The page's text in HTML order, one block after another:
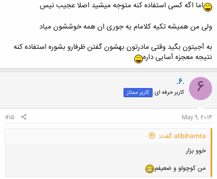
اما اگه کسی استفاده کنه متوجه میشید اصلا عجیب نیس
ولی من همیشه تکیه کلامام یه جوری ان همه خوششون میاد
به آجیتون بگید وقتی مادرتون بهشون گفتن ظرفارو بشوره استفاده کنه
نتیجه معجزه آسایی داره
6
.6.
کاربر حرفه ای کاربر ممتاز
May 9, 2014
#15
alibihamta گفت:
خوو بزار
من کوچولو و ضعیفم